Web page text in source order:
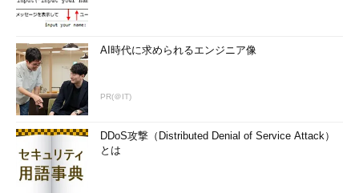
AI時代に求められるエンジニア像
PR(＠IT)
DDoS攻撃（Distributed Denial of Service Attack）
とは